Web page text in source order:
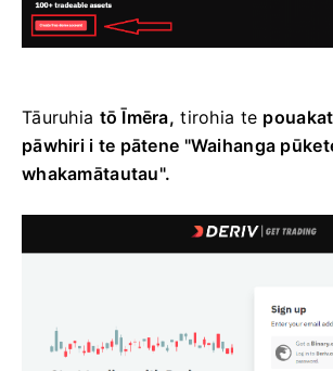
Tāuruhia tō Īmēra, tirohia te
pāwhiri i te pātene "Waihanga
whakamātautau".